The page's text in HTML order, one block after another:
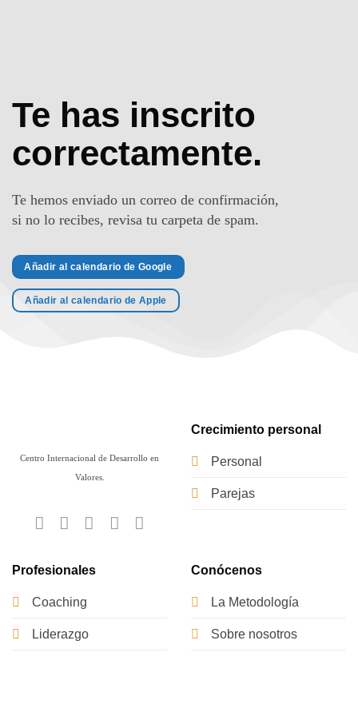
Te has inscrito
correctamente.
Te hemos enviado un correo de confirmación,
si no lo recibes, revisa tu carpeta de spam.
Añadir al calendario de Google
Añadir al calendario de Apple
Centro Internacional de Desarrollo en
Valores.
Crecimiento personal
Personal
Parejas
Profesionales
Coaching
Liderazgo
Conócenos
La Metodología
Sobre nosotros